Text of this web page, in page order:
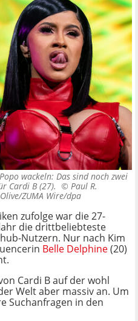
wackeln: Das sind noch zwei
Cardi B (27). © Paul R.
ZUMA Wire/dpa
zufolge war die 27-
die drittbeliebteste
Nutzern. Nur nach Kim
Belle Delphine(20)
Cardi B auf der wohl
Welt aber massiv an. Um
Suchanfragen in den